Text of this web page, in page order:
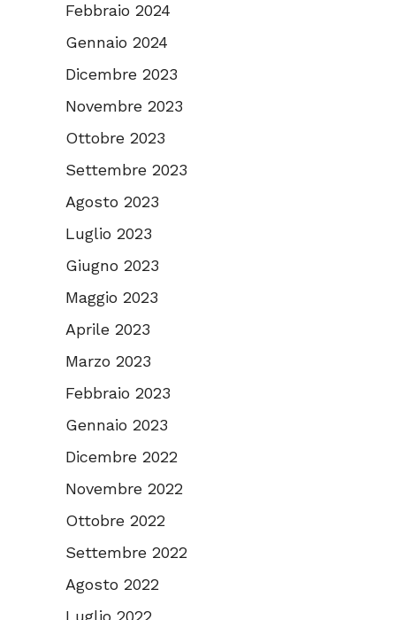
Febbraio 2024
Gennaio 2024
Dicembre 2023
Novembre 2023
Ottobre 2023
Settembre 2023
Agosto 2023
Luglio 2023
Giugno 2023
Maggio 2023
Aprile 2023
Marzo 2023
Febbraio 2023
Gennaio 2023
Dicembre 2022
Novembre 2022
Ottobre 2022
Settembre 2022
Agosto 2022
Luglio 2022